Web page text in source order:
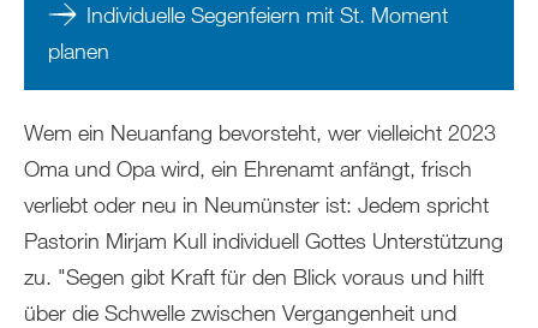
Individuelle Segenfeiern mit St. Moment
planen
Wem ein Neuanfang bevorsteht, wer vielleicht 2023
Oma und Opa wird, ein Ehrenamt anfängt, frisch
verliebt oder neu in Neumünster ist: Jedem spricht
Pastorin Mirjam Kull individuell Gottes Unterstützung
zu. "Segen gibt Kraft für den Blick voraus und hilft
über die Schwelle zwischen Vergangenheit und